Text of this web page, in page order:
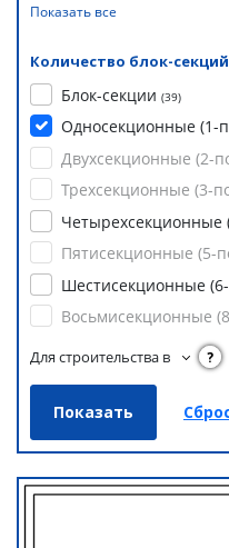
Показать все
Количество блок-секций
Блок-секции (39)
Односекционные (1-
Двухсекционные (2-
Трехсекционные (3-
Четырехсекционные
Пятисекционные (5-
Шестисекционные
Восьмисекционные
Для строительства в ?